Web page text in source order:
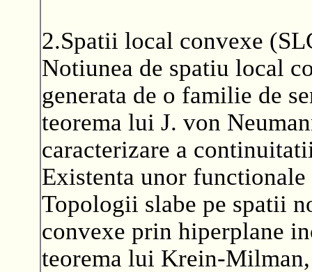
2.Spatii local convexe
Notiunea de spatiu local
generata de o familie de
teorema lui J. von
caracterizare a
Existenta unor
Topologii slabe pe spatii
convexe prin hiperplane
teorema lui Krein-